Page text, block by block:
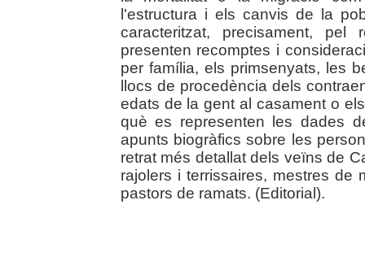
l'estructura i els canvis de la
caracteritzat, precisament, pel
presenten recomptes i
per família, els primsenyats, les
llocs de procedència dels
edats de la gent al casament o
què es representen les dades
apunts biogràfics sobre les
retrat més detallat dels veïns de
rajolers i terrissaires, mestres de
pastors de ramats. (Editorial).